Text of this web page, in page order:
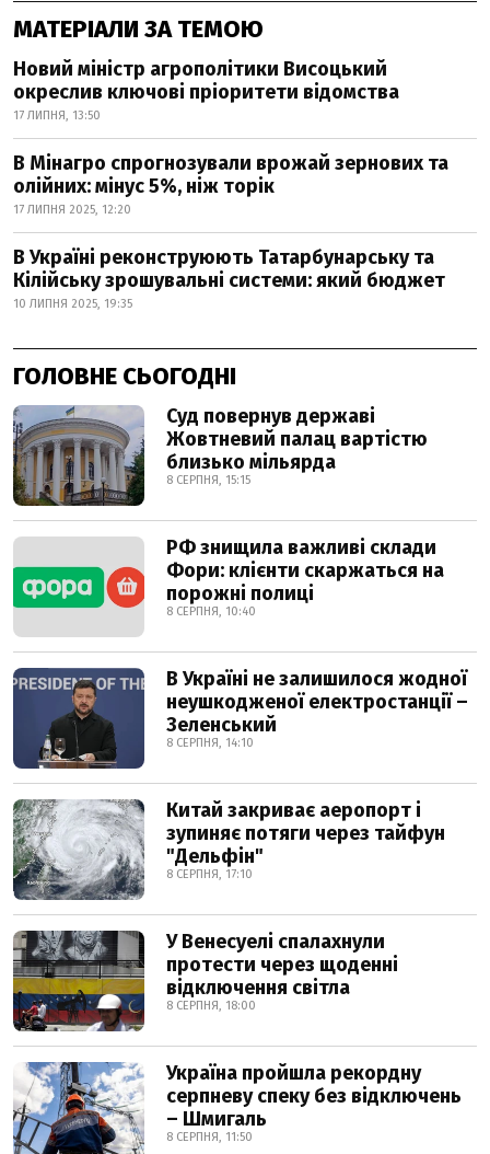
МАТЕРІАЛИ ЗА ТЕМОЮ
Новий міністр агрополітики Висоцький
окреслив ключові пріоритети відомства
17 ЛИПНЯ, 13:50
В Мінагро спрогнозували врожай зернових та
олійних: мінус 5%, ніж торік
17 ЛИПНЯ 2025, 12:20
В Україні реконструюють Татарбунарську та
Кілійську зрошувальні системи: який бюджет
10 ЛИПНЯ 2025, 19:35
ГОЛОВНЕ СЬОГОДНІ
Суд повернув державі
Жовтневий палац вартістю
близько мільярда
8 СЕРПНЯ, 15:15
РФ знищила важливі склади
Фори: клієнти скаржаться на
порожні полиці
8 СЕРПНЯ, 10:40
В Україні не залишилося жодної
неушкодженої електростанції –
Зеленський
8 СЕРПНЯ, 14:10
Китай закриває аеропорт і
зупиняє потяги через тайфун
"Дельфін"
8 СЕРПНЯ, 17:10
У Венесуелі спалахнули
протести через щоденні
відключення світла
8 СЕРПНЯ, 18:00
Україна пройшла рекордну
серпневу спеку без відключень
– Шмигаль
8 СЕРПНЯ, 11:50